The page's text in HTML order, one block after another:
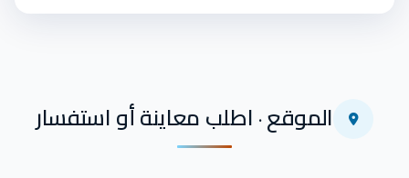
الموقع · اطلب معاينة أو استفسار